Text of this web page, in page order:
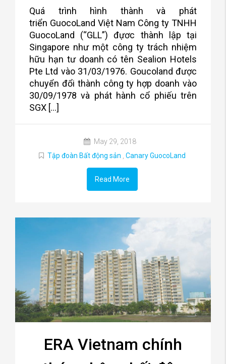
Quá trình hình thành và phát
triển GuocoLand Việt Nam Công ty TNHH
GuocoLand (“GLL”) đựơc thành lập tại
Singapore như một công ty trách nhiệm
hữu hạn tư doanh có tên Sealion Hotels
Pte Ltd vào 31/03/1976. Goucoland được
chuyển đổi thành công ty hợp doanh vào
30/09/1978 và phát hành cổ phiếu trên
SGX […]
May 29, 2018
Tập đoàn Bất động sản
Canary GuocoLand
Read More
ERA Vietnam chính